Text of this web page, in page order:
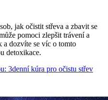
jak očistit střeva a zbavit se
pomoci zlepšit trávení a
a dozvíte se víc o tomto
detoxikace.
3denní kúra pro očistu střev